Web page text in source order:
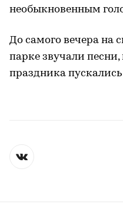
необыкновенным
До самого вечера на
парке звучали
праздника пускались